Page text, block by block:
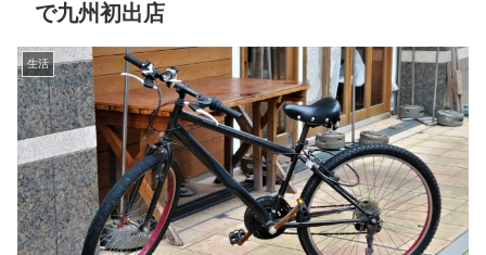
で九州初出店
生活